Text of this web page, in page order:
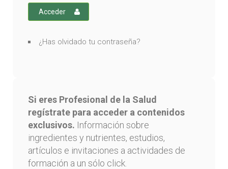
Acceder
¿Has olvidado tu contraseña?
Si eres Profesional de la Salud
regístrate para acceder a contenidos
exclusivos. Información sobre
ingredientes y nutrientes, estudios,
artículos e invitaciones a actividades de
formación a un sólo click.